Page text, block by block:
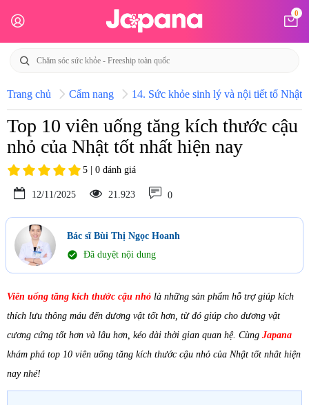
0
Trang chủ Cẩm nang 14. Sức khỏe sinh lý và nội tiết tố Nhật
Top 10 viên uống tăng kích thước cậu
nhỏ của Nhật tốt nhất hiện nay
5 | 0 đánh giá
12/11/2025 21.923 0
Bác sĩ Bùi Thị Ngọc Hoanh
check_circle Đã duyệt nội dung
Viên uống tăng kích thước cậu nhỏ là những sản phẩm hỗ trợ giúp kích
thích lưu thông máu đến dương vật tốt hơn, từ đó giúp cho dương vật
cương cứng tốt hơn và lâu hơn, kéo dài thời gian quan hệ. Cùng Japana
khám phá top 10 viên uống tăng kích thước cậu nhỏ của Nhật tốt nhât hiện
nay nhé!